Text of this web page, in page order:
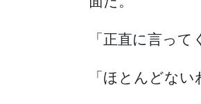
「正直に言っ
「ほとんどない